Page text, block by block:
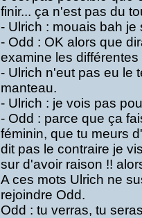
finir... ça n'est pas du
- Ulrich : mouais bah
- Odd : OK alors que
examine les
- Ulrich n'eut pas eu le
manteau.
- Ulrich : je vois pas
- Odd : parce que ça
féminin, que tu meurs
dit pas le contraire je
sur d'avoir raison !!
A ces mots Ulrich ne
rejoindre Odd.
Odd : tu verras, tu